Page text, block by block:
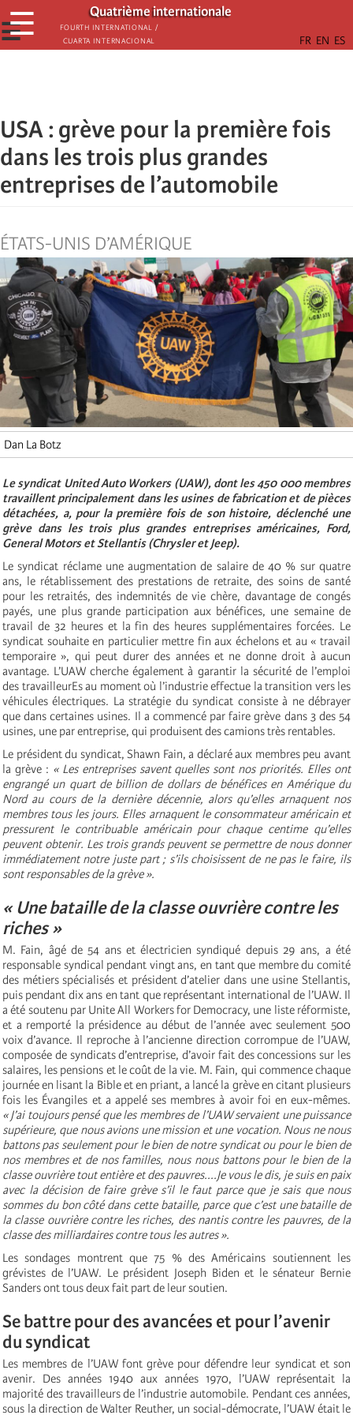
Aller
au
contenu
Quatrième internationale
Fourth International /
Cuarta Internacional
☰
☰
USA : grève pour la première fois
dans les trois plus grandes
entreprises de l’automobile
ÉTATS-UNIS D’AMÉRIQUE
Dan La Botz
Le syndicat United Auto Workers (UAW), dont les 450 000 membres
travaillent principalement dans les usines de fabrication et de pièces
détachées, a, pour la première fois de son histoire, déclenché une
grève dans les trois plus grandes entreprises américaines, Ford,
General Motors et Stellantis (Chrysler et Jeep).
Le syndicat réclame une augmentation de salaire de 40 % sur quatre
ans, le rétablissement des prestations de retraite, des soins de santé
pour les retraités, des indemnités de vie chère, davantage de congés
payés, une plus grande participation aux bénéfices, une semaine de
travail de 32 heures et la fin des heures supplémentaires forcées. Le
syndicat souhaite en particulier mettre fin aux échelons et au « travail
temporaire », qui peut durer des années et ne donne droit à aucun
avantage. L’UAW cherche également à garantir la sécurité de l’emploi
des travailleurEs au moment où l’industrie effectue la transition vers les
véhicules électriques. La stratégie du syndicat consiste à ne débrayer
que dans certaines usines. Il a commencé par faire grève dans 3 des 54
usines, une par entreprise, qui produisent des camions très rentables.
Le président du syndicat, Shawn Fain, a déclaré aux membres peu avant
la grève : « Les entreprises savent quelles sont nos priorités. Elles ont
engrangé un quart de billion de dollars de bénéfices en Amérique du
Nord au cours de la dernière décennie, alors qu’elles arnaquent nos
membres tous les jours. Elles arnaquent le consommateur américain et
pressurent le contribuable américain pour chaque centime qu’elles
peuvent obtenir. Les trois grands peuvent se permettre de nous donner
immédiatement notre juste part ; s’ils choisissent de ne pas le faire, ils
sont responsables de la grève ».
« Une bataille de la classe ouvrière contre les
riches »
M. Fain, âgé de 54 ans et électricien syndiqué depuis 29 ans, a été
responsable syndical pendant vingt ans, en tant que membre du comité
des métiers spécialisés et président d’atelier dans une usine Stellantis,
puis pendant dix ans en tant que représentant international de l’UAW. Il
a été soutenu par Unite All Workers for Democracy, une liste réformiste,
et a remporté la présidence au début de l’année avec seulement 500
voix d’avance. Il reproche à l’ancienne direction corrompue de l’UAW,
composée de syndicats d’entreprise, d’avoir fait des concessions sur les
salaires, les pensions et le coût de la vie. M. Fain, qui commence chaque
journée en lisant la Bible et en priant, a lancé la grève en citant plusieurs
fois les Évangiles et a appelé ses membres à avoir foi en eux-mêmes.
« J’ai toujours pensé que les membres de l’UAW servaient une puissance
supérieure, que nous avions une mission et une vocation. Nous ne nous
battons pas seulement pour le bien de notre syndicat ou pour le bien de
nos membres et de nos familles, nous nous battons pour le bien de la
classe ouvrière tout entière et des pauvres....Je vous le dis, je suis en paix
avec la décision de faire grève s’il le faut parce que je sais que nous
sommes du bon côté dans cette bataille, parce que c’est une bataille de
la classe ouvrière contre les riches, des nantis contre les pauvres, de la
classe des milliardaires contre tous les autres ».
Les sondages montrent que 75 % des Américains soutiennent les
grévistes de l’UAW. Le président Joseph Biden et le sénateur Bernie
Sanders ont tous deux fait part de leur soutien.
Se battre pour des avancées et pour l’avenir
du syndicat
Les membres de l’UAW font grève pour défendre leur syndicat et son
avenir. Des années 1940 aux années 1970, l’UAW représentait la
majorité des travailleurs de l’industrie automobile. Pendant ces années,
sous la direction de Walter Reuther, un social-démocrate, l’UAW était le